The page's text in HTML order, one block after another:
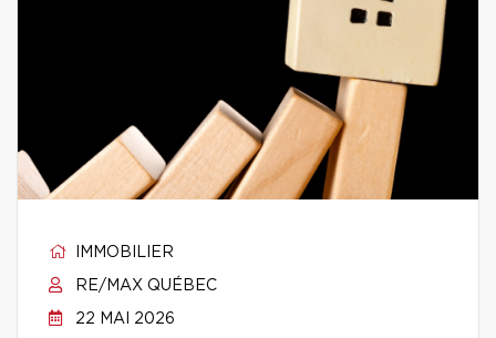
IMMOBILIER
RE/MAX QUÉBEC
22 MAI 2026